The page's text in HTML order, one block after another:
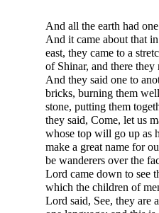
And all the earth had
And it came about that
east, they came to a
of Shinar, and there
And they said one to
bricks, burning them
stone, putting them
they said, Come, let us
whose top will go up as
make a great name for
be wanderers over the
Lord came down to see
which the children of
Lord said, See, they are